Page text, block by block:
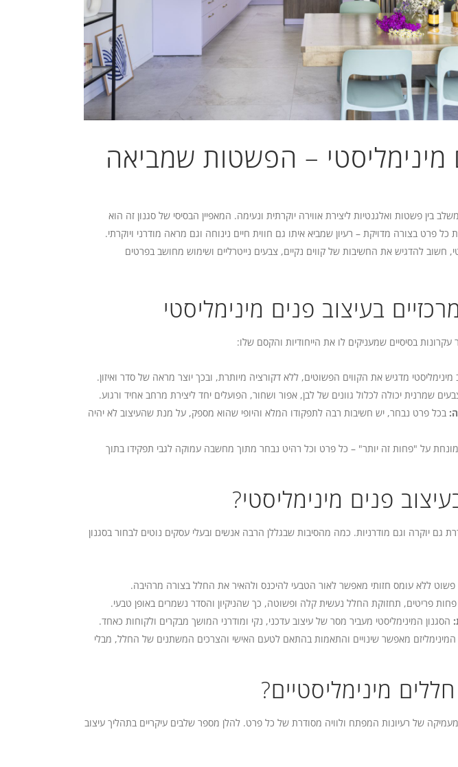
מינימליסטי – הפשטות שמביאה
בין פשטות ואלגנטיות ליצירת אווירה יוקרתית ונעימה. המאפיין הבסיסי של סגנון זה הוא
פרט בצורה מדויקת – רעיון שמביא איתו גם חווית חיים נינוחה וגם מראה מודרני ויוקרתי.
חשוב להדגיש את החשיבות של קווים נקיים, צבעים נייטרליים ושימוש מחושב בפרטים
בעיצוב פנים מינימליסטי
עקרונות בסיסיים שמעניקים לו את הייחודיות והקסם שלו:
מינימליסטי מדגיש את הקווים הפשוטים, ללא דקורציה מיותרת, ובכך יוצר מראה של סדר ואיזון.
שמרנית יכולה לכלול גוונים של לבן, אפור ושחור, הפועלים יחד ליצירת מרחב אחיד ורגוע.
בכל פרט נבחר, יש חשיבות רבה לתפקודו המלא והיופי שהוא מספק, על מנת שהעיצוב לא יהיה
על "פחות זה יותר" – כל פרט וכל רהיט נבחר מתוך מחשבה עמוקה לגבי תפקידו בתוך
פנים מינימליסטי?
גם יוקרה וגם מודרניות. כמה מהסיבות שבגללן הרבה אנשים ובעלי עסקים נוטים לבחור בסגנון
פשוט ללא עומס חזותי מאפשר לאור הטבעי להיכנס ולהאיר את החלל בצורה מרהיבה.
פריטים, תחזוקת החלל נעשית קלה ופשוטה, כך שהניקיון והסדר נשמרים באופן טבעי.
הסגנון המינימליסטי מעביר מסר של עיצוב עדכני, נקי ומודרני המושך מבקרים ולקוחות כאחד.
המינימליזם מאפשר שינויים והתאמות בהתאם לטעם האישי והצרכים המשתנים של החלל, מבלי
מינימליסטיים?
של רעיונות המפתח ולוויה מסודרת של כל פרט. להלן מספר שלבים עיקריים בתהליך עיצוב